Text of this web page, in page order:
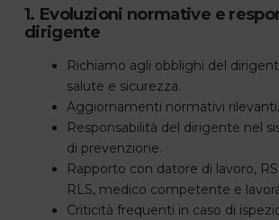
1. Evoluzioni normative e
dirigente
Richiamo agli obblighi del
salute e sicurezza.
Aggiornamenti normativi rilevanti.
Responsabilità del dirigente nel
di prevenzione.
Rapporto con datore di lavoro,
RLS, medico competente e
Criticità frequenti in caso di